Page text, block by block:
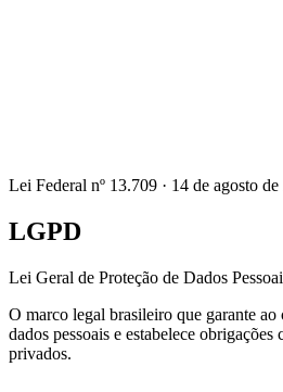
Lei Federal nº 13.709 · 14 de agosto
LGPD
Lei Geral de Proteção de Dados
O marco legal brasileiro que garante ao
dados pessoais e estabelece
privados.